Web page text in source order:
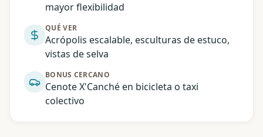
mayor flexibilidad
QUÉ VER
Acrópolis escalable, esculturas de estuco,
vistas de selva
BONUS CERCANO
Cenote X'Canché en bicicleta o taxi
colectivo